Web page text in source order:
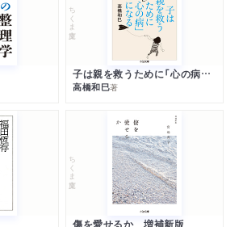
ちくま文庫
子は親を救うために「心の病」になる
高橋和巳著
ちくま文庫
傷を愛せるか 増補新版